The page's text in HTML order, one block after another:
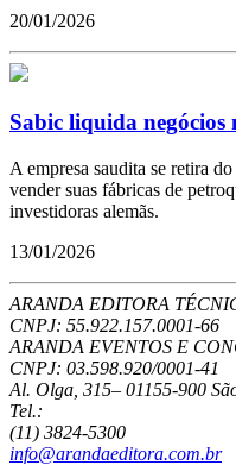
20/01/2026
Sabic liquida negócios
A empresa saudita se retira
vender suas fábricas de
investidoras alemãs.
13/01/2026
ARANDA EDITORA
CNPJ: 55.922.157.0001-66
ARANDA EVENTOS E
CNPJ: 03.598.920/0001-41
Al. Olga, 315– 01155-900
Tel.:
(11) 3824-5300
info@arandaeditora.com.br